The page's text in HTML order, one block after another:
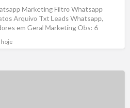
Marketing Filtro Whatsapp
Arquivo Txt Leads Whatsapp,
em Geral Marketing Obs: 6
hoje